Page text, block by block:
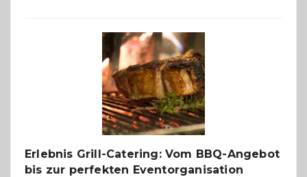
–
die
Gelegenheit,
neue
Reiseziele
zu
entdecken
Erlebnis Grill-Catering: Vom BBQ-Angebot
bis zur perfekten Eventorganisation